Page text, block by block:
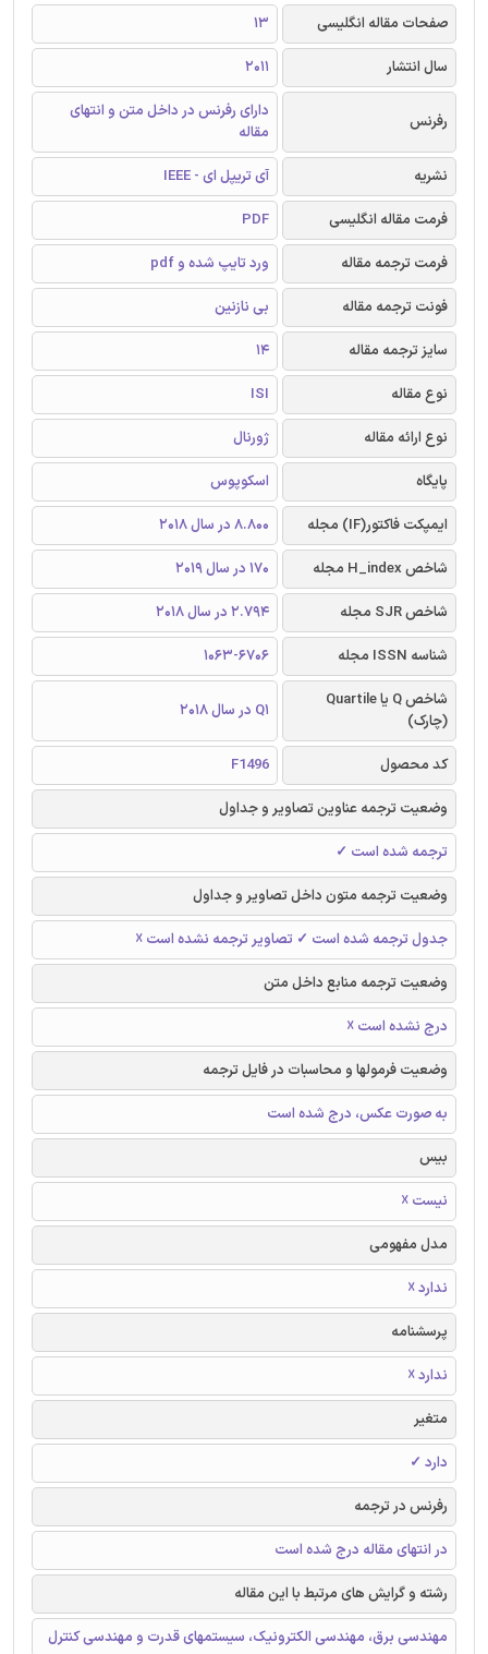
صفحات مقاله انگلیسی
13
سال انتشار
2011
رفرنس
دارای رفرنس در داخل متن و انتهای
مقاله
نشریه
آی تریپل ای - IEEE
فرمت مقاله انگلیسی
PDF
فرمت ترجمه مقاله
ورد تایپ شده و pdf
فونت ترجمه مقاله
بی نازنین
سایز ترجمه مقاله
14
نوع مقاله
ISI
نوع ارائه مقاله
ژورنال
پایگاه
اسکوپوس
ایمپکت فاکتور(IF) مجله
8.800 در سال 2018
شاخص H_index مجله
170 در سال 2019
شاخص SJR مجله
2.794 در سال 2018
شناسه ISSN مجله
1063-6706
شاخص Q یا Quartile
(چارک)
Q1 در سال 2018
کد محصول
F1496
وضعیت ترجمه عناوین تصاویر و جداول
ترجمه شده است ✓
وضعیت ترجمه متون داخل تصاویر و جداول
جدول ترجمه شده است ✓ تصاویر ترجمه نشده است ☓
وضعیت ترجمه منابع داخل متن
درج نشده است ☓
وضعیت فرمولها و محاسبات در فایل ترجمه
به صورت عکس، درج شده است
بیس
نیست ☓
مدل مفهومی
ندارد ☓
پرسشنامه
ندارد ☓
متغیر
دارد ✓
رفرنس در ترجمه
در انتهای مقاله درج شده است
رشته و گرایش های مرتبط با این مقاله
مهندسی برق، مهندسی الکترونیک، سیستمهای قدرت و مهندسی کنترل